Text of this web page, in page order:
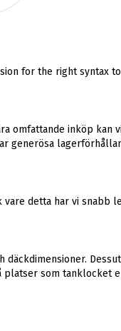
for the right syntax
omfattande inköp kan
generösa
vare detta har vi snabb
som tanklocket